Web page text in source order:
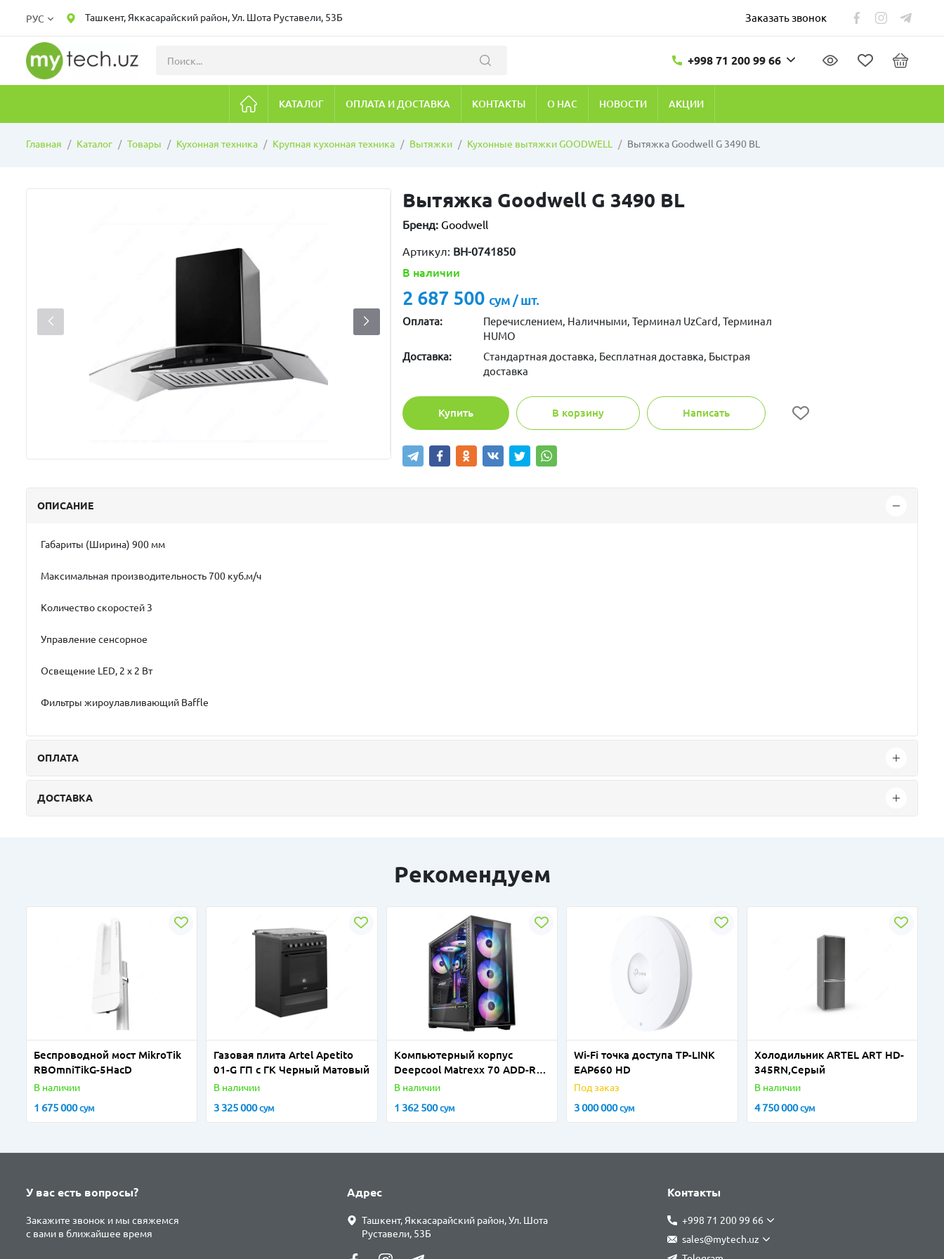
РУС Ташкент, Яккасарайский район, Ул. Шота Руставели, 53Б Заказать звонок
+998 71 200 99 66
КАТАЛОГ ОПЛАТА И ДОСТАВКА КОНТАКТЫ О НАС НОВОСТИ АКЦИИ
Главная Каталог Товары Кухонная техника Крупная кухонная техника Вытяжки Кухонные вытяжки GOODWELL Вытяжка Goodwell G 3490 BL
Вытяжка Goodwell G 3490 BL
Бренд: Goodwell
Артикул: BH-0741850
В наличии
2 687 500 сум / шт.
Оплата:
Перечислением, Наличными, Терминал UzCard, Терминал
HUMO
Доставка:
Стандартная доставка, Бесплатная доставка, Быстрая
доставка
Купить В корзину Написать
ОПИСАНИЕ
Габариты (Ширина) 900 мм
Максимальная производительность 700 куб.м/ч
Количество скоростей 3
Управление сенсорное
Освещение LED, 2 х 2 Вт
Фильтры жироулавливающий Baffle
ОПЛАТА
ДОСТАВКА
Рекомендуем
Беспроводной мост MikroTik
RBOmniTikG-5HacD
В наличии
1 675 000сум
Газовая плита Artel Apetito
01-G ГП c ГК Черный Матовый
В наличии
3 325 000сум
Компьютерный корпус
Deepcool Matrexx 70 ADD-RGB
3F
В наличии
1 362 500сум
Wi-Fi точка доступа TP-LINK
EAP660 HD
Под заказ
3 000 000сум
Холодильник ARTEL ART HD-
345RN,Серый
В наличии
4 750 000сум
У вас есть вопросы?
Закажите звонок и мы свяжемся
с вами в ближайшее время
Адрес
Ташкент, Яккасарайский район, Ул. Шота
Руставели, 53Б
Контакты
+998 71 200 99 66
sales@mytech.uz